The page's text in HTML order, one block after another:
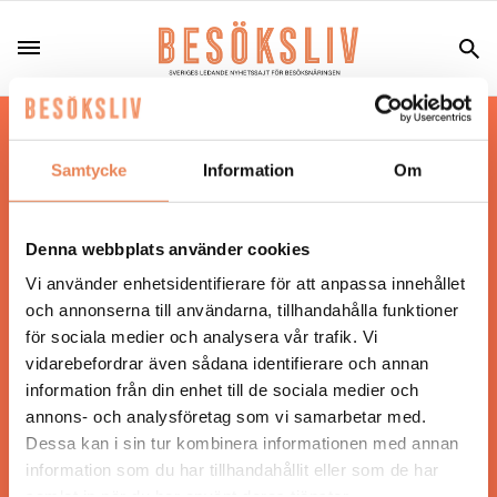
Samtycke Information Om
Denna webbplats använder cookies
Vi använder enhetsidentifierare för att anpassa innehållet
och annonserna till användarna, tillhandahålla funktioner
för sociala medier och analysera vår trafik. Vi
vidarebefordrar även sådana identifierare och annan
information från din enhet till de sociala medier och
annons- och analysföretag som vi samarbetar med.
Dessa kan i sin tur kombinera informationen med annan
information som du har tillhandahållit eller som de har
Hos oss läser du landets mest uppdaterade
nyheter och snackisar inom besöksnäringen.
Besöksliv i sin tryckta form är ett affärsmagasin
Tidningen ges ut avVisita
ANSVARIG UTGIVARE
Jonas Siljhammar
UPPHOVSRÄTT